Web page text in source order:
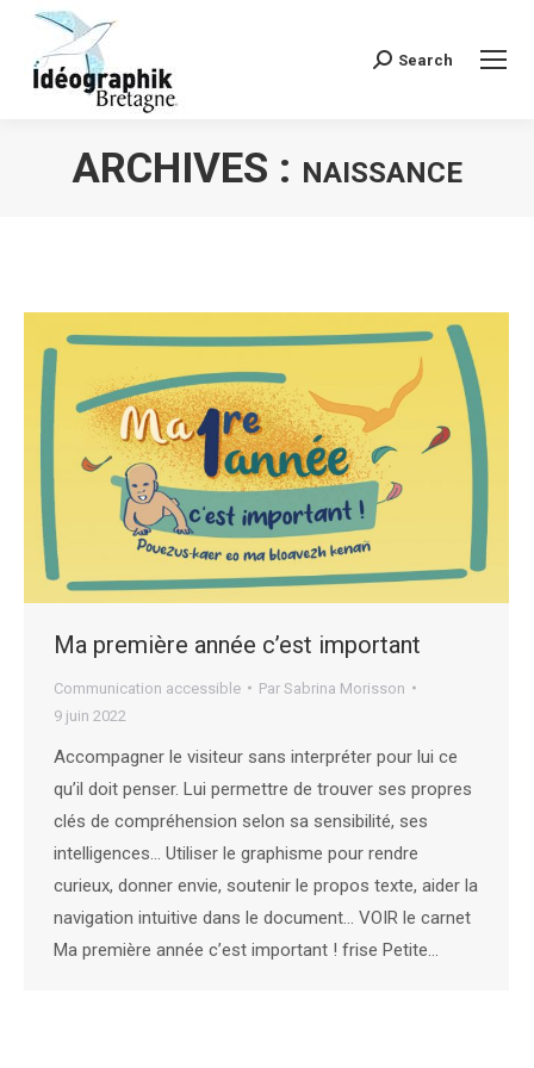
Recherche
Search
ARCHIVES : NAISSANCE
Ma première année c’est important
Communication accessible Par Sabrina Morisson
9 juin 2022
Accompagner le visiteur sans interpréter pour lui ce
qu’il doit penser. Lui permettre de trouver ses propres
clés de compréhension selon sa sensibilité, ses
intelligences… Utiliser le graphisme pour rendre
curieux, donner envie, soutenir le propos texte, aider la
navigation intuitive dans le document… VOIR le carnet
Ma première année c’est important ! frise Petite…